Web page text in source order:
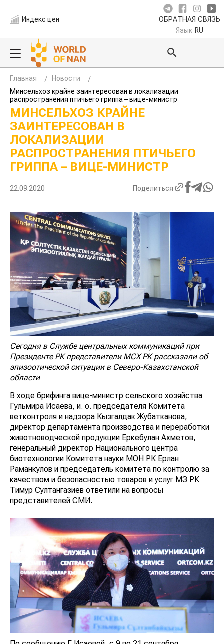
Индекс цен ОБРАТНАЯ СВЯЗЬ
Язык RU
Главная
Новости
Минсельхоз крайне заинтересован в локализации
распространения птичьего гриппа – вице-министр
МИНСЕЛЬХОЗ КРАЙНЕ
ЗАИНТЕРЕСОВАН В
ЛОКАЛИЗАЦИИ
РАСПРОСТРАНЕНИЯ ПТИЧЬЕГО
ГРИППА – ВИЦЕ-МИНИСТР
22.09.2020 Поделиться
Сегодня в Службе центральных коммуникаций при
Президенте РК представители МСХ РК рассказали об
эпизоотической ситуации в Северо-Казахстанской
области
В ходе брифинга вице-министр сельского хозяйства
Гульмира Исаева, и. о. председателя Комитета
ветконтроля и надзора Кызгалдак Жубатканова,
директор департамента производства и переработки
животноводческой продукции Еркебулан Ахметов,
генеральный директор Национального центра
биотехнологии Комитета науки МОН РК Ерлан
Раманкулов и председатель комитета по контролю за
качеством и безопасностью товаров и услуг МЗ РК
Тимур Султангазиев ответили на вопросы
представителей СМИ.